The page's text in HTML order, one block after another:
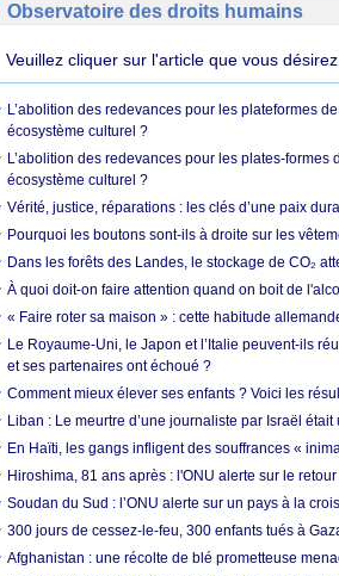
Observatoire des droits humains
Veuillez cliquer sur l'article que vous
L’abolition des redevances pour les plateformes
écosystème culturel ?
L’abolition des redevances pour les plates-
écosystème culturel ?
Vérité, justice, réparations : les clés d’une paix
Pourquoi les boutons sont-ils à droite sur les
Dans les forêts des Landes, le stockage de CO₂
À quoi doit-on faire attention quand on boit de
« Faire roter sa maison » : cette habitude
Le Royaume-Uni, le Japon et l’Italie peuvent-ils
et ses partenaires ont échoué ?
Comment mieux élever ses enfants ? Voici les
Liban : Le meurtre d’une journaliste par Israël
En Haïti, les gangs infligent des souffrances «
Hiroshima, 81 ans après : l'ONU alerte sur le
Soudan du Sud : l’ONU alerte sur un pays à la
300 jours de cessez-le-feu, 300 enfants tués à
Afghanistan : une récolte de blé prometteuse